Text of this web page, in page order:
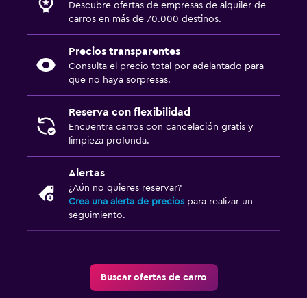
Descubre ofertas de empresas de alquiler de
carros en más de 70.000 destinos.
Precios transparentes
Consulta el precio total por adelantado para
que no haya sorpresas.
Reserva con flexibilidad
Encuentra carros con cancelación gratis y
limpieza profunda.
Alertas
¿Aún no quieres reservar?
Crea una alerta de precios para realizar un
seguimiento.
Buscar ofertas de carro